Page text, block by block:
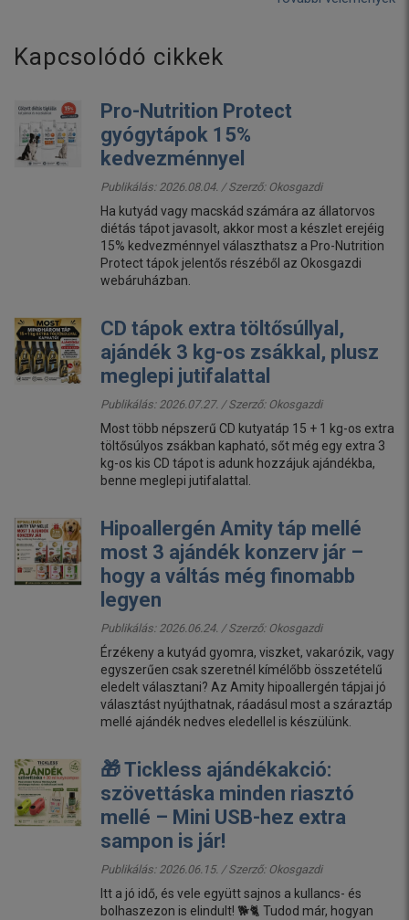
Kapcsolódó cikkek
Pro-Nutrition Protect
gyógytápok 15%
kedvezménnyel
Publikálás: 2026.08.04. / Szerző: Okosgazdi
Ha kutyád vagy macskád számára az állatorvos
diétás tápot javasolt, akkor most a készlet erejéig
15% kedvezménnyel választhatsz a Pro-Nutrition
Protect tápok jelentős részéből az Okosgazdi
webáruházban.
CD tápok extra töltősúllyal,
ajándék 3 kg-os zsákkal, plusz
meglepi jutifalattal
Publikálás: 2026.07.27. / Szerző: Okosgazdi
Most több népszerű CD kutyatáp 15 + 1 kg-os extra
töltősúlyos zsákban kapható, sőt még egy extra 3
kg-os kis CD tápot is adunk hozzájuk ajándékba,
benne meglepi jutifalattal.
Hipoallergén Amity táp mellé
most 3 ajándék konzerv jár –
hogy a váltás még finomabb
legyen
Publikálás: 2026.06.24. / Szerző: Okosgazdi
Érzékeny a kutyád gyomra, viszket, vakarózik, vagy
egyszerűen csak szeretnél kímélőbb összetételű
eledelt választani? Az Amity hipoallergén tápjai jó
választást nyújthatnak, ráadásul most a száraztáp
mellé ajándék nedves eledellel is készülünk.
🎁 Tickless ajándékakció:
szövettáska minden riasztó
mellé – Mini USB-hez extra
sampon is jár!
Publikálás: 2026.06.15. / Szerző: Okosgazdi
Itt a jó idő, és vele együtt sajnos a kullancs- és
bolhaszezon is elindult! 🐕🐈 Tudod már, hogyan